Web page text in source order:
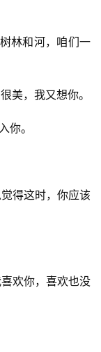
林和河，咱们一
美，我又想你。
你。
得这时，你应该
欢你，喜欢也没